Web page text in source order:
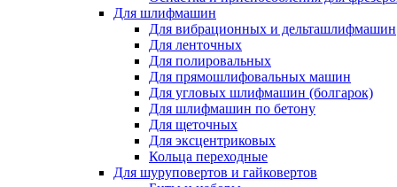
Для шлифмашин
Для вибрационных и дельташлифмашин
Для ленточных
Для полировальных
Для прямошлифовальных машин
Для угловых шлифмашин (болгарок)
Для шлифмашин по бетону
Для щеточных
Для эксцентриковых
Кольца переходные
Для шуруповертов и гайковертов